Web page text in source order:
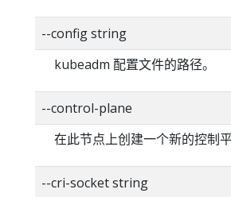
--config string
kubeadm 配置文件的路径。
--control-plane
在此节点上创建一个新的控制平
--cri-socket string